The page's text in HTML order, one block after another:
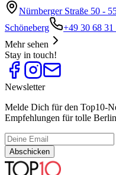
Nürnberger Straße 50 -
Schöneberg
+49 30 68 31
Mehr sehen
Stay in touch!
Newsletter
Melde Dich für den Top10-
Empfehlungen für tolle
Abschicken